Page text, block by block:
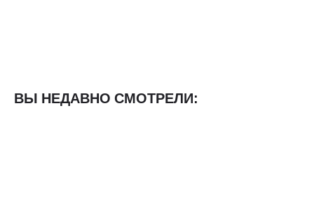
ВЫ НЕДАВНО СМОТРЕЛИ: